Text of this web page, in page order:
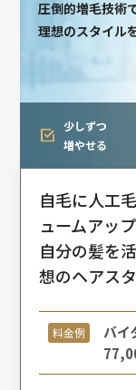
圧倒的増毛技術
理想のスタイルを
少しずつ
増やせる
自毛に人工
ュームアッ
自分の髪を
想のヘアス
料金例
バイ